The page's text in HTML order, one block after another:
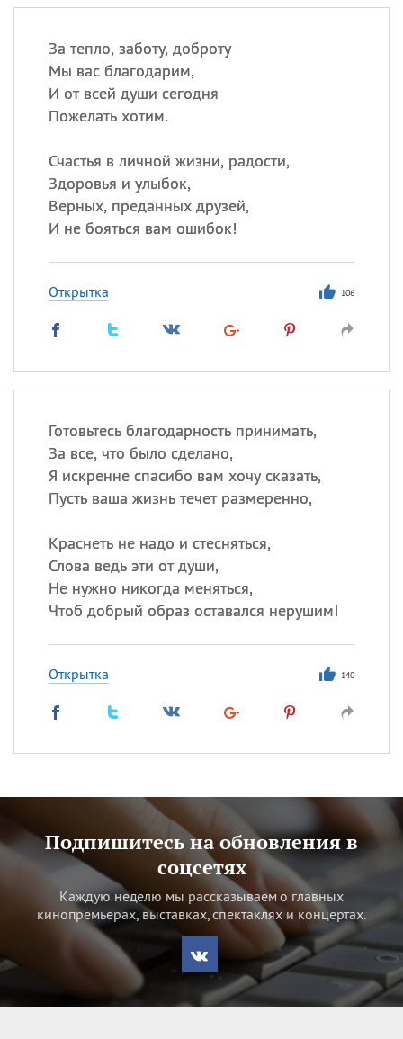
За тепло, заботу, доброту
Мы вас благодарим,
И от всей души сегодня
Пожелать хотим.
Счастья в личной жизни, радости,
Здоровья и улыбок,
Верных, преданных друзей,
И не бояться вам ошибок!
Открытка 106
Готовьтесь благодарность принимать,
За все, что было сделано,
Я искренне спасибо вам хочу сказать,
Пусть ваша жизнь течет размеренно,
Краснеть не надо и стесняться,
Слова ведь эти от души,
Не нужно никогда меняться,
Чтоб добрый образ оставался нерушим!
Открытка 140
Подпишитесь на обновления в
соцсетях
Каждую неделю мы рассказываем о главных
кинопремьерах, выставках, спектаклях и концертах.